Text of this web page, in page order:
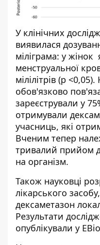
У клінічних
виявилася
міліграма: у жінок
менструальної
мілілітрів (p
обов'язково
зареєстрували у
отримували
учасниць, які
Вченим тепер
тривалий прийом
на організм.
Також науковці
лікарського
дексаметазон
Результати
опублікували у